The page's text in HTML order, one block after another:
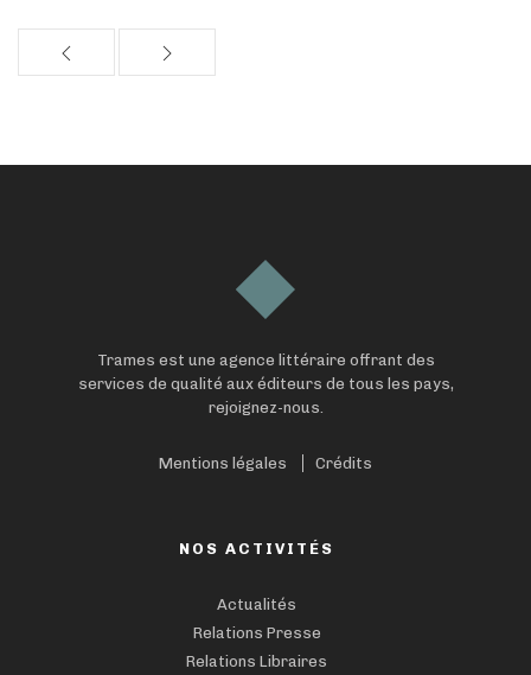
Trames est une agence littéraire offrant des
services de qualité aux éditeurs de tous les pays,
rejoignez-nous.
Mentions légales Crédits
NOS ACTIVITÉS
Actualités
Relations Presse
Relations Libraires